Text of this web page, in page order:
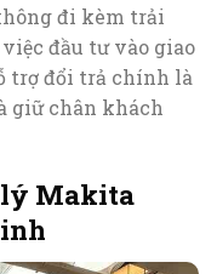
đi kèm trải
đầu tư vào giao
trợ đổi trả chính là
giữ chân khách
lý Makita